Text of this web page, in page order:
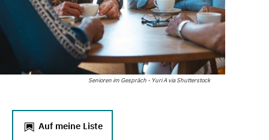
Senioren im Gespräch - Yuri A via Shutterstock
Auf meine Liste